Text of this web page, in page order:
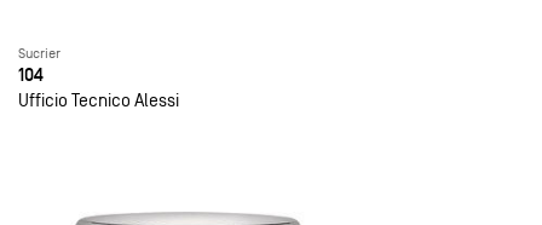
Sucrier
104
Ufficio Tecnico Alessi